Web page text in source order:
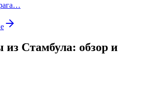
из Стамбула: обзор и